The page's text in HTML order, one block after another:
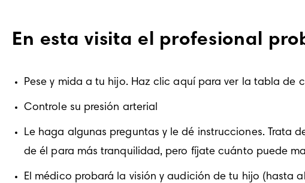
En esta visita el profesional
Pese y mida a tu hijo. Haz clic aquí para ver la tabla de
Controle su presión arterial
Le haga algunas preguntas y le dé instrucciones. Trata
de él para más tranquilidad, pero fíjate cuánto puede
El médico probará la visión y audición de tu hijo (hasta